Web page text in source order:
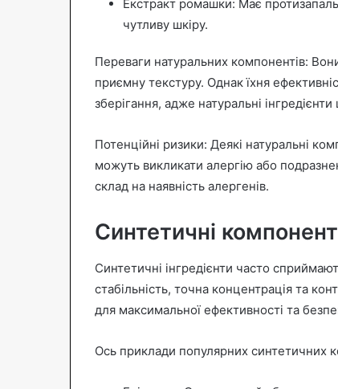
Екстракт ромашки: Має
чутливу шкіру.
Переваги натуральних компонентів:
приємну текстуру. Однак їхня
зберігання, адже натуральні
Потенційні ризики: Деякі натуральні
можуть викликати алергію або
склад на наявність алергенів.
Синтетичні
Синтетичні інгредієнти часто
стабільність, точна концентрація та
для максимальної ефективності та
Ось приклади популярних синтетичних